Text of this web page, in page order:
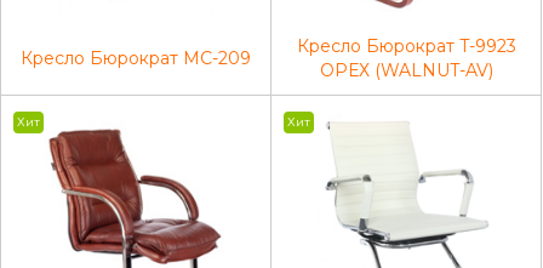
Кресло Бюрократ MC-209
Кресло Бюрократ T-9923
ОРЕХ (WALNUT-AV)
Хит Хит